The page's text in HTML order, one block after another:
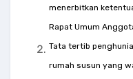
menerbitkan
Rapat Umum
Tata tertib
rumah susun yang